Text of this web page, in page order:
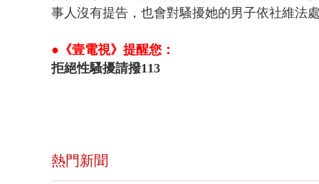
事人沒有提告，也會對騷擾她的男子依社維法
●《壹電視》提醒您：
拒絕性騷擾請撥113
熱門新聞